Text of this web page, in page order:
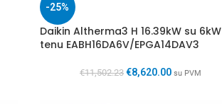
-25%
Daikin Altherma3 H 16.39kW su 6kW
tenu EABH16DA6V/EPGA14DAV3
€11,502.23 €8,620.00 su PVM